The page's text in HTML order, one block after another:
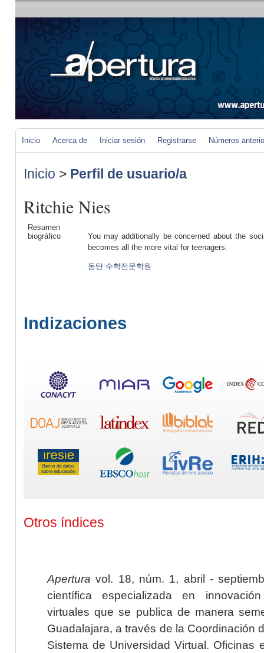
Inicio Acerca de Iniciar sesión Registrarse Números
Inicio > Perfil de usuario/a
Ritchie Nies
Resumen
biográfico
You may additionally be concerned about the
becomes all the more vital for teenagers.
동탄 수학전문학원
Indizaciones
Otros índices
Apertura vol. 18, núm. 1, abril -
científica especializada en
virtuales que se publica de manera
Guadalajara, a través de la Coordinación
Sistema de Universidad Virtual. Oficinas